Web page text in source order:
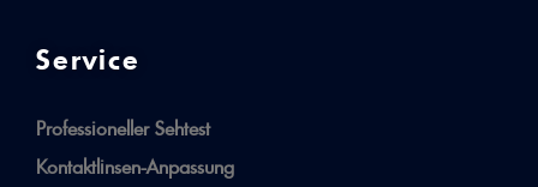
Service
Professioneller Sehtest
Kontaktlinsen-Anpassung